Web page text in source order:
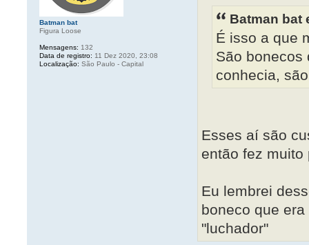
Batman bat
É isso a que
São bonecos
conhecia,
Esses aí são
então fez muito
Eu lembrei
boneco que
"luchador"
Batman bat
Figura Loose
Mensagens: 132
Data de registro: 11 Dez 2020, 23:08
Localização: São Paulo - Capital